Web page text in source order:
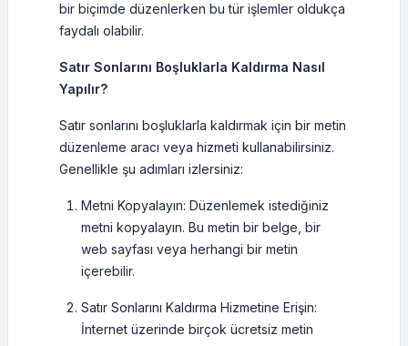
bir biçimde düzenlerken bu tür işlemler oldukça
faydalı olabilir.
Satır Sonlarını Boşluklarla Kaldırma Nasıl
Yapılır?
Satır sonlarını boşluklarla kaldırmak için bir metin
düzenleme aracı veya hizmeti kullanabilirsiniz.
Genellikle şu adımları izlersiniz:
Metni Kopyalayın: Düzenlemek istediğiniz
metni kopyalayın. Bu metin bir belge, bir
web sayfası veya herhangi bir metin
içerebilir.
Satır Sonlarını Kaldırma Hizmetine Erişin:
İnternet üzerinde birçok ücretsiz metin